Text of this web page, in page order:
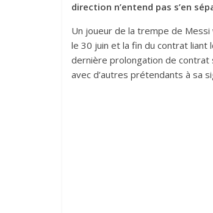
direction n’entend pas s’en
Un joueur de la trempe de Messi
le 30 juin et la fin du contrat liant
dernière prolongation de contrat
avec d’autres prétendants à sa